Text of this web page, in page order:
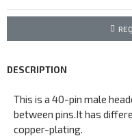
DESCRIPTION
This is a 40-pin male
between pins.It has
copper-plating.